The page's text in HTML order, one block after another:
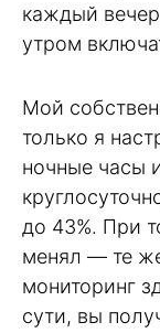
каждый
утром
Мой
только я
ночные часы
до 43%. При
менял — те
мониторинг
сути, вы